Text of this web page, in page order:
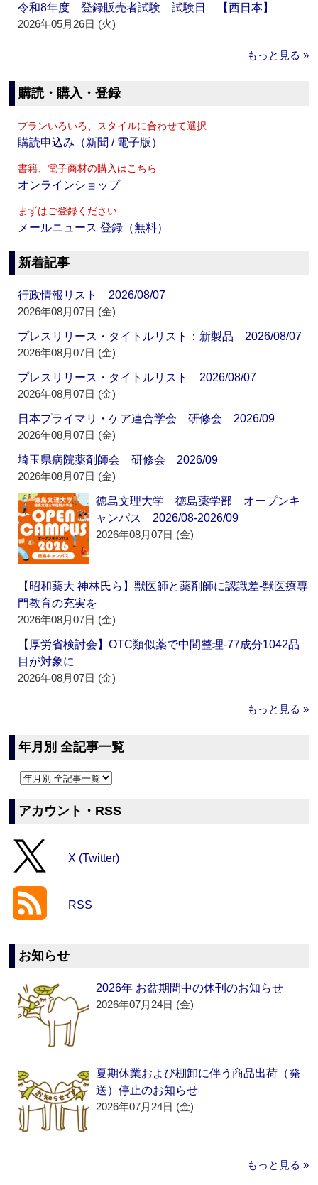
令和8年度 登録販売者試験 試験日 【西日本】
2026年05月26日 (火)
もっと見る »
購読・購入・登録
プランいろいろ、スタイルに合わせて選択
購読申込み（新聞 / 電子版）
書籍、電子商材の購入はこちら
オンラインショップ
まずはご登録ください
メールニュース 登録（無料）
新着記事
行政情報リスト 2026/08/07
2026年08月07日 (金)
プレスリリース・タイトルリスト：新製品 2026/08/07
2026年08月07日 (金)
プレスリリース・タイトルリスト 2026/08/07
2026年08月07日 (金)
日本プライマリ・ケア連合学会 研修会 2026/09
2026年08月07日 (金)
埼玉県病院薬剤師会 研修会 2026/09
2026年08月07日 (金)
徳島文理大学 徳島薬学部 オープンキ
ャンパス 2026/08-2026/09
2026年08月07日 (金)
【昭和薬大 神林氏ら】獣医師と薬剤師に認識差‐獣医療専
門教育の充実を
2026年08月07日 (金)
【厚労省検討会】OTC類似薬で中間整理‐77成分1042品
目が対象に
2026年08月07日 (金)
もっと見る »
年月別 全記事一覧
アカウント・RSS
X (Twitter)
RSS
お知らせ
2026年 お盆期間中の休刊のお知らせ
2026年07月24日 (金)
夏期休業および棚卸に伴う商品出荷（発
送）停止のお知らせ
2026年07月24日 (金)
もっと見る »